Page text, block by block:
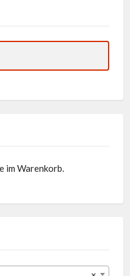
im Warenkorb.